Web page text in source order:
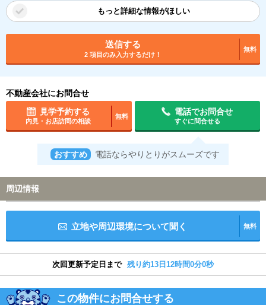
もっと詳細な情報がほしい
送信する
2 項目のみ入力するだけ！
無料
不動産会社にお問合せ
見学予約する
内見・お店訪問の相談
無料
電話でお問合せ
すぐに問合せる
おすすめ 電話ならやりとりがスムーズです
周辺情報
立地や周辺環境について聞く 無料
次回更新予定日まで 残り約13日11時間59分59秒
この物件にお問合せする